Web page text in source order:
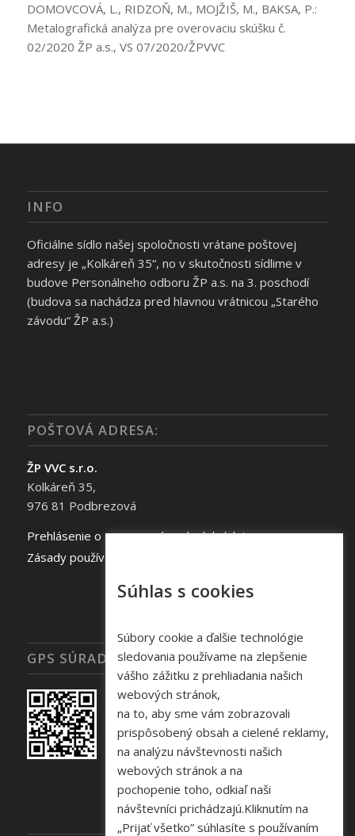
DOMOVCOVÁ, L., RIDZOŇ, M., MOJŽIŠ, M., BAKSA, P.:
Metalografická analýza pre overovaciu skúšku č.
02/2020 ŽP a.s., VS 07/2020/ŽPVVC
INFO
Oficiálne sídlo našej spoločnosti vrátane poštovej
adresy je „Kolkáreň 35“, no v skutočnosti sídlime v
budove Personálneho odboru ŽP a.s. na 3. poschodí
(budova sa nachádza pred hlavnou vrátnicou „Starého
závodu“ ŽP a.s.)
POŠTOVÁ ADRESA:
ŽP VVC s.r.o.
Kolkáreň 35,
976 81 Podbrezová
Prehlásenie o spracovaní osobných údajov
Zásady používania súborov cookie
GPS SÚRADNICE
Súhlas s cookies
Súbory cookie a ďalšie technológie
sledovania používame na zlepšenie
vášho zážitku z prehliadania našich
webových stránok,
na to, aby sme vám zobrazovali
prispôsobený obsah a cielené reklamy,
na analýzu návštevnosti našich
webových stránok a na
pochopenie toho, odkiaľ naši
návštevníci prichádzajú.Kliknutím na
„Prijať všetko” súhlasíte s používaním